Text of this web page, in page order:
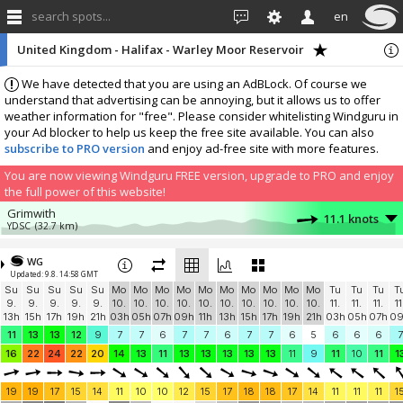
search spots... en
We have detected that you are using an AdBLock. Of course we
understand that advertising can be annoying, but it allows us to offer
weather information for "free". Please consider whitelisting Windguru in
your Ad blocker to help us keep the free site available. You can also
subscribe to PRO version and enjoy ad-free site with more features.
You are now viewing Windguru FREE version, upgrade to PRO and enjoy
the full power of this website!
United Kingdom - Halifax - Warley Moor Reservoir
Grimwith
YDSC (32.7 km) 11.1 knots
West Riding Sailing Club
West Riding Sailing Club
Add your station...
WG
Updated: 9.8. 14:58 GMT
Su
9.
13h
Su
9.
15h
Su
9.
17h
Su
9.
19h
Su
9.
21h
Mo
10.
03h
Mo
10.
05h
Mo
10.
07h
Mo
10.
09h
Mo
10.
11h
Mo
10.
13h
Mo
10.
15h
Mo
10.
17h
Mo
10.
19h
Mo
10.
21h
Tu
11.
03h
Tu
11.
05h
Tu
11.
07h
11
13 13 12 9 7 7 6 7 7 6 7 7 6 5 6 6 6
7
16
22 24 22 20 14 13 11 13 13 13 13 13 11 9 11 10 11
19 19 17 15 14 11 10 10 12 15 17 18 18 17 14 11 11 11